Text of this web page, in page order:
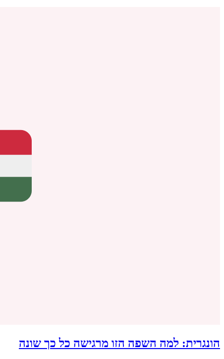
הונגרית: למה השפה הזו מרגישה כל כך שונה